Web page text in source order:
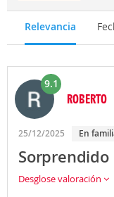
Relevancia
9.1
ROBERTO
25/12/2025 En
Sorprendido
Desglose valoración